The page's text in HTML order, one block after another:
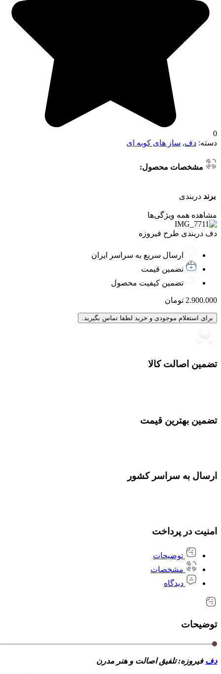
0
دسته: دف, ساز های کوبه ای
مشخصات محصول:
برند دربندی
مشاهده همه ویژگی‌ها
دف دربندی طرح فیروزه
ارسال سریع به سراسر ایران
تضمین قیمت
تضمین کیفیت محصول
2.900.000 تومان
برای استعلام موجودی و خرید لطفا تماس بگیرید.
تضمین اصالت کالا
تضمین بهترین قیمت
ارسال به سراسر کشور
امنیت در پرداخت
توضیحات
مشخصات
دیدگاه
توضیحات
دف فیروزه: تلفیق اصالت و هنر مدرن